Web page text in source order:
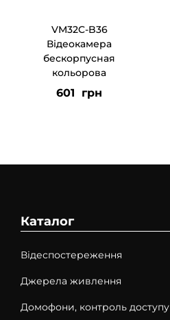
VM32C-B36
Відеокамера
бескорпусная
кольорова
601 грн
Каталог
Відеспостереження
Джерела живлення
Домофони, контроль доступу